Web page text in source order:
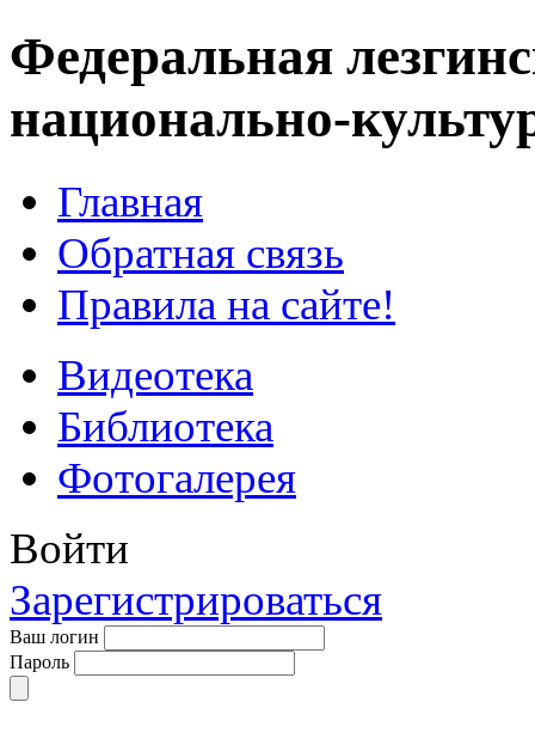
Федеральная
национально-
Главная
Обратная связь
Правила на сайте!
Видеотека
Библиотека
Фотогалерея
Войти
Зарегистрироваться
Ваш логин
Пароль